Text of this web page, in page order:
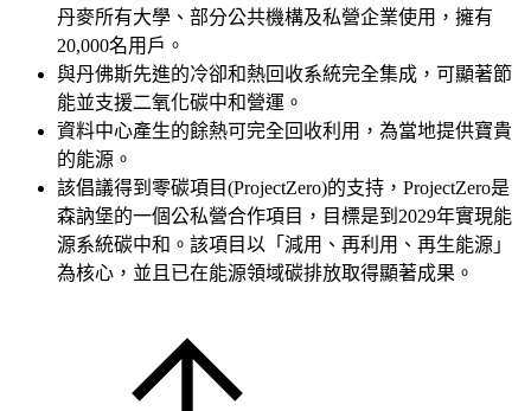
丹麥所有大學、部分公共機構及私營企業使用，擁有
20,000名用戶。
與丹佛斯先進的冷卻和熱回收系統完全集成，可顯著節
能並支援二氧化碳中和營運。
資料中心產生的餘熱可完全回收利用，為當地提供寶貴
的能源。
該倡議得到零碳項目(ProjectZero)的支持，ProjectZero是
森訥堡的一個公私營合作項目，目標是到2029年實現能
源系統碳中和。該項目以「減用、再利用、再生能源」
為核心，並且已在能源領域碳排放取得顯著成果。